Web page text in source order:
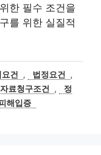
한 필수 조건을
를 위한 실질적
요건 , 법정요건
,
료청구조건 ,
정
해입증